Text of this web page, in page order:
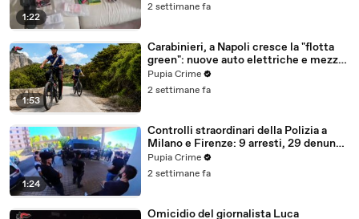
1:22
2 settimane fa
1:53
Carabinieri, a Napoli cresce la "flotta
green": nuove auto elettriche e mezzi
sostenibili anche sulle isole (25.07.26)
Pupia Crime
2 settimane fa
1:24
Controlli straordinari della Polizia a
Milano e Firenze: 9 arresti, 29 denunce
e oltre 7mila persone identificate
(25.07.26)
Pupia Crime
2 settimane fa
Omicidio del giornalista Luca